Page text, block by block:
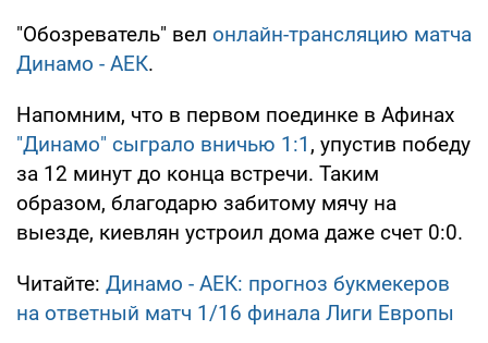
"Обозреватель" вел онлайн-трансляцию матча
Динамо - АЕК.
Напомним, что в первом поединке в Афинах
"Динамо" сыграло вничью 1:1 , упустив победу
за 12 минут до конца встречи. Таким
образом, благодарю забитому мячу на
выезде, киевлян устроил дома даже счет 0:0.
Читайте: Динамо - АЕК: прогноз букмекеров
на ответный матч 1/16 финала Лиги Европы